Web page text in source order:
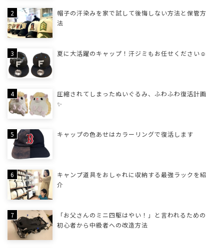
帽子の汗染みを家で試して後悔しない方法と保管方
法
夏に大活躍のキャップ！汗ジミもお任せください☺
圧縮されてしまったぬいぐるみ、ふわふわ復活計画
✨
キャップの色あせはカラーリングで復活します
キャンプ道具をおしゃれに収納する最強ラックを紹
介
「お父さんのミニ四駆はやい！」と言われるための
初心者から中級者への改造方法